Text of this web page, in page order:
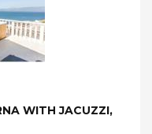
WITH JACUZZI,